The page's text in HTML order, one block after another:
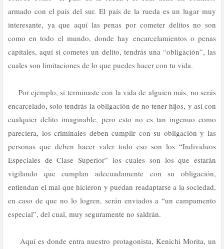
armado con el país del sur. El país de la rueda es un lugar muy
interesante, ya que aquí las penas por cometer delitos no son
como en todo el mundo, donde hay encarcelamientos o penas
capitales, aquí si cometes un delito, tendrás una “obligación”, las
cuales son limitaciones de lo que puedes hacer con tu vida.
Por ejemplo, si terminaste con la vida de alguien más, no serás
encarcelado, solo tendrás la obligación de no tener hijos, y así con
cualquier delito imaginable, pero esto no es tan ingenuo como
pareciera, los criminales deben cumplir con su obligación y las
personas que deben hacer valer todo eso son los “Individuos
Especiales de Clase Superior” los cuales son los que estarán
vigilando que cumplan adecuadamente con su obligación,
entiendan el mal que hicieron y puedan readaptarse a la sociedad,
en caso de que no lo logren, serán enviados a “un campamento
especial”, del cual, muy seguramente no saldrán.
Aquí es donde entra nuestro protagonista, Kenichi Morita, un